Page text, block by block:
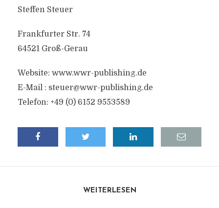
Steffen Steuer
Frankfurter Str. 74
64521 Groß-Gerau
Website: www.wwr-publishing.de
E-Mail : steuer@wwr-publishing.de
Telefon: +49 (0) 6152 9553589
WEITERLESEN